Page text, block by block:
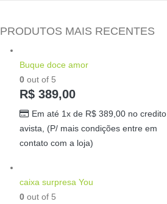
PRODUTOS MAIS RECENTES
Buque doce amor
0 out of 5
R$ 389,00
Em até 1x de R$ 389,00 no credito
avista, (P/ mais condições entre em
contato com a loja)
caixa surpresa You
0 out of 5